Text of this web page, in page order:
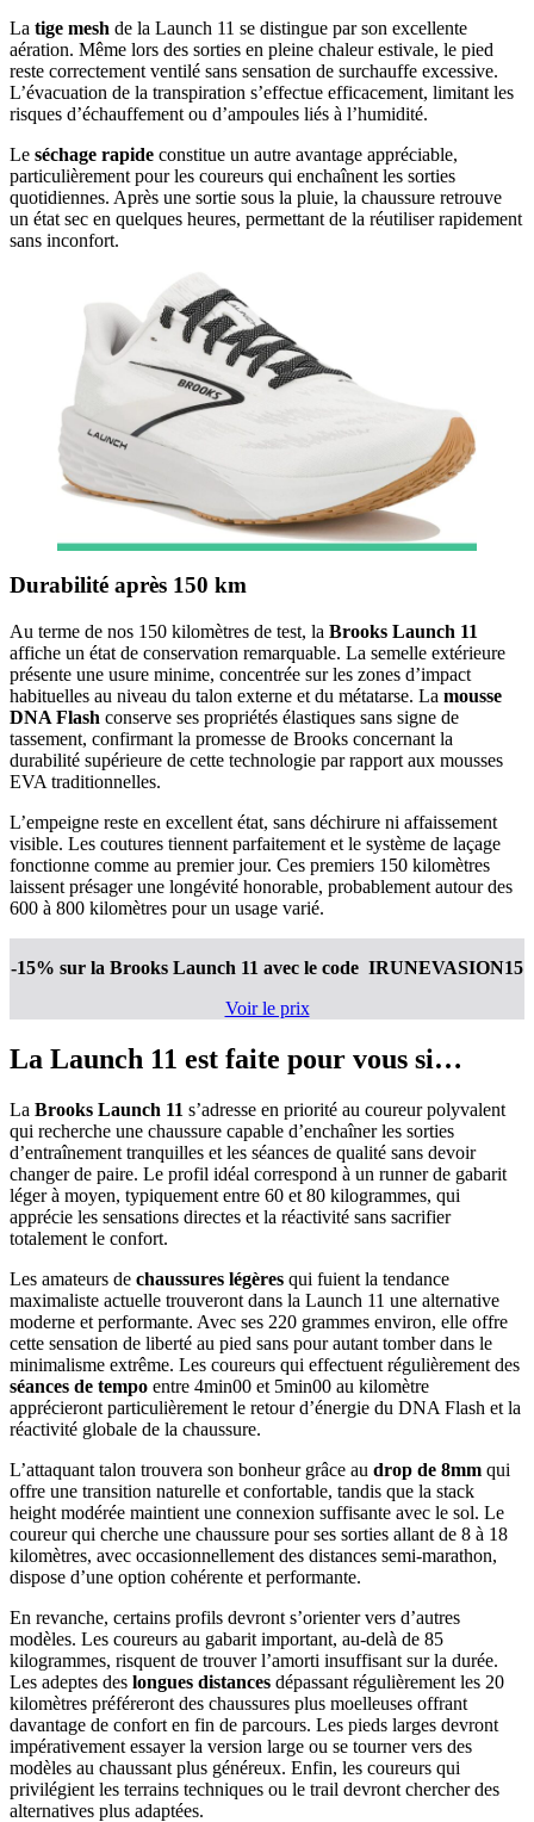
La tige mesh de la Launch 11 se distingue par son excellente
aération. Même lors des sorties en pleine chaleur estivale, le pied
reste correctement ventilé sans sensation de surchauffe excessive.
L’évacuation de la transpiration s’effectue efficacement, limitant les
risques d’échauffement ou d’ampoules liés à l’humidité.
Le séchage rapide constitue un autre avantage appréciable,
particulièrement pour les coureurs qui enchaînent les sorties
quotidiennes. Après une sortie sous la pluie, la chaussure retrouve
un état sec en quelques heures, permettant de la réutiliser rapidement
sans inconfort.
Durabilité après 150 km
Au terme de nos 150 kilomètres de test, la Brooks Launch 11
affiche un état de conservation remarquable. La semelle extérieure
présente une usure minime, concentrée sur les zones d’impact
habituelles au niveau du talon externe et du métatarse. La mousse
DNA Flash conserve ses propriétés élastiques sans signe de
tassement, confirmant la promesse de Brooks concernant la
durabilité supérieure de cette technologie par rapport aux mousses
EVA traditionnelles.
L’empeigne reste en excellent état, sans déchirure ni affaissement
visible. Les coutures tiennent parfaitement et le système de laçage
fonctionne comme au premier jour. Ces premiers 150 kilomètres
laissent présager une longévité honorable, probablement autour des
600 à 800 kilomètres pour un usage varié.
-15% sur la Brooks Launch 11 avec le code IRUNEVASION15
Voir le prix
La Launch 11 est faite pour vous si…
La Brooks Launch 11 s’adresse en priorité au coureur polyvalent
qui recherche une chaussure capable d’enchaîner les sorties
d’entraînement tranquilles et les séances de qualité sans devoir
changer de paire. Le profil idéal correspond à un runner de gabarit
léger à moyen, typiquement entre 60 et 80 kilogrammes, qui
apprécie les sensations directes et la réactivité sans sacrifier
totalement le confort.
Les amateurs de chaussures légères qui fuient la tendance
maximaliste actuelle trouveront dans la Launch 11 une alternative
moderne et performante. Avec ses 220 grammes environ, elle offre
cette sensation de liberté au pied sans pour autant tomber dans le
minimalisme extrême. Les coureurs qui effectuent régulièrement des
séances de tempo entre 4min00 et 5min00 au kilomètre
apprécieront particulièrement le retour d’énergie du DNA Flash et la
réactivité globale de la chaussure.
L’attaquant talon trouvera son bonheur grâce au drop de 8mm qui
offre une transition naturelle et confortable, tandis que la stack
height modérée maintient une connexion suffisante avec le sol. Le
coureur qui cherche une chaussure pour ses sorties allant de 8 à 18
kilomètres, avec occasionnellement des distances semi-marathon,
dispose d’une option cohérente et performante.
En revanche, certains profils devront s’orienter vers d’autres
modèles. Les coureurs au gabarit important, au-delà de 85
kilogrammes, risquent de trouver l’amorti insuffisant sur la durée.
Les adeptes des longues distances dépassant régulièrement les 20
kilomètres préféreront des chaussures plus moelleuses offrant
davantage de confort en fin de parcours. Les pieds larges devront
impérativement essayer la version large ou se tourner vers des
modèles au chaussant plus généreux. Enfin, les coureurs qui
privilégient les terrains techniques ou le trail devront chercher des
alternatives plus adaptées.